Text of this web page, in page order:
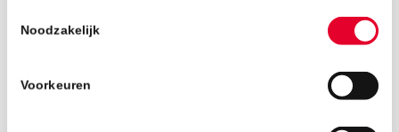
Noodzakelijk
Voorkeuren